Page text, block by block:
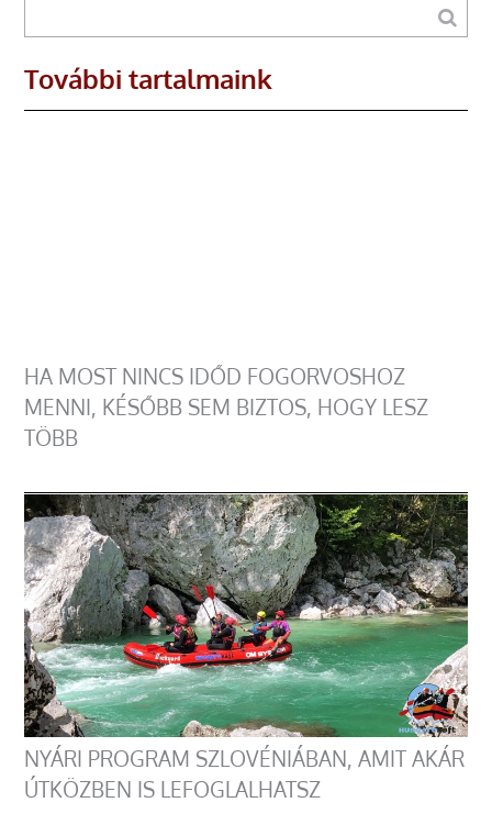
További tartalmaink
HA MOST NINCS IDŐD FOGORVOSHOZ
MENNI, KÉSŐBB SEM BIZTOS, HOGY LESZ
TÖBB
NYÁRI PROGRAM SZLOVÉNIÁBAN, AMIT AKÁR
ÚTKÖZBEN IS LEFOGLALHATSZ